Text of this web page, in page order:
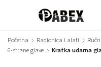
Početna / Radionica i alati /
6-strane glave / Kratka udarna